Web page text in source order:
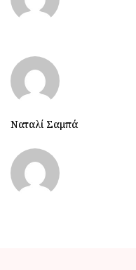
Ναταλί Σαμπά